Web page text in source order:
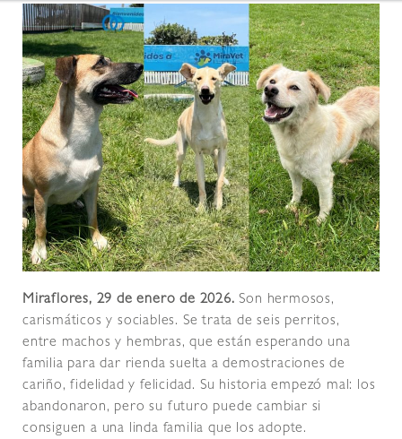
Miraflores, 29 de enero de 2026. Son hermosos,
carismáticos y sociables. Se trata de seis perritos,
entre machos y hembras, que están esperando una
familia para dar rienda suelta a demostraciones de
cariño, fidelidad y felicidad. Su historia empezó mal: los
abandonaron, pero su futuro puede cambiar si
consiguen a una linda familia que los adopte.